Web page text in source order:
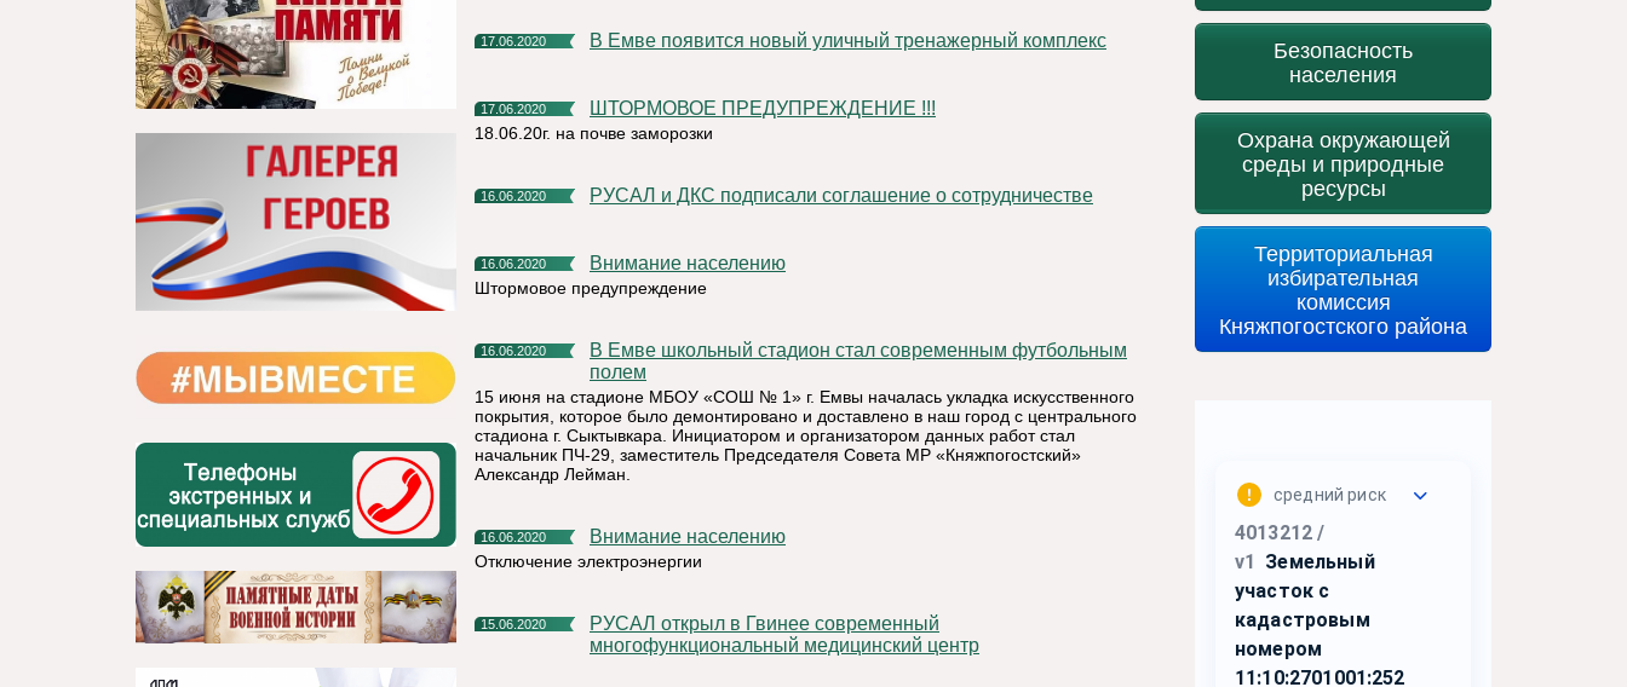
17.06.2020 В Емве появится новый уличный тренажерный комплекс
17.06.2020 ШТОРМОВОЕ ПРЕДУПРЕЖДЕНИЕ !!!
18.06.20г. на почве заморозки
16.06.2020 РУСАЛ и ДКС подписали соглашение о сотрудничестве
16.06.2020 Внимание населению
Штормовое предупреждение
16.06.2020
В Емве школьный стадион стал современным футбольным
полем
15 июня на стадионе МБОУ «СОШ № 1» г. Емвы началась укладка искусственного
покрытия, которое было демонтировано и доставлено в наш город с центрального
стадиона г. Сыктывкара. Инициатором и организатором данных работ стал
начальник ПЧ-29, заместитель Председателя Совета МР «Княжпогостский»
Александр Лейман.
16.06.2020 Внимание населению
Отключение электроэнергии
15.06.2020
РУСАЛ открыл в Гвинее современный
многофункциональный медицинский центр
Безопасность
населения
Охрана окружающей
среды и природные
ресурсы
Территориальная
избирательная
комиссия
Княжпогостского района